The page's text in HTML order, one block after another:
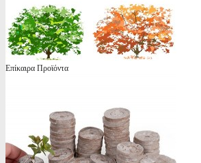
Επίκαιρα Προϊόντα